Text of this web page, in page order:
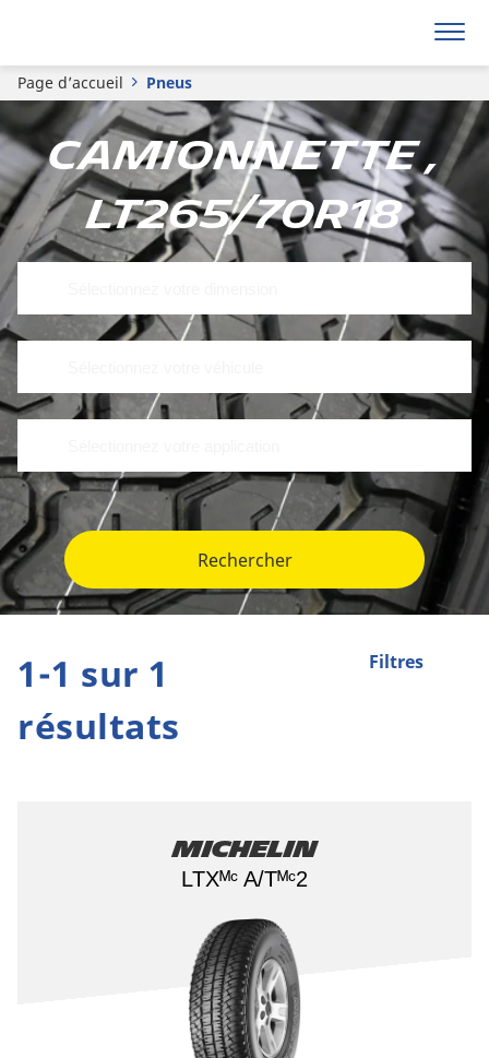
Page d’accueil Pneus
Camionnette ,
LT265/70R18
Rechercher
Filtres
1-1 sur 1
résultats
Michelin
LTXᴹᶜ A/Tᴹᶜ2